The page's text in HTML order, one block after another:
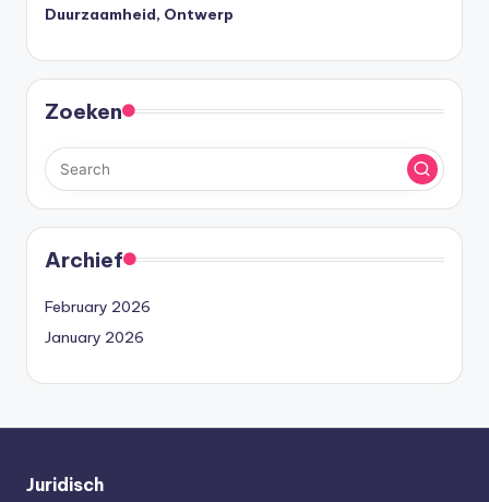
Duurzaamheid, Ontwerp
Zoeken
Archief
February 2026
January 2026
Juridisch